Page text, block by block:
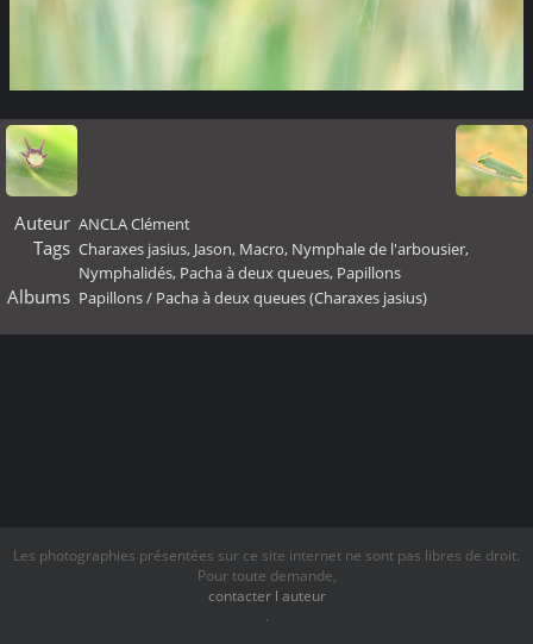
Auteur ANCLA Clément
Tags Charaxes jasius, Jason, Macro, Nymphale de l'arbousier,
Nymphalidés, Pacha à deux queues, Papillons
Albums Papillons/ Pacha à deux queues (Charaxes jasius)
Les photographies présentées sur ce site internet ne sont pas libres de droit.
Pour toute demande,
contacter l auteur
.